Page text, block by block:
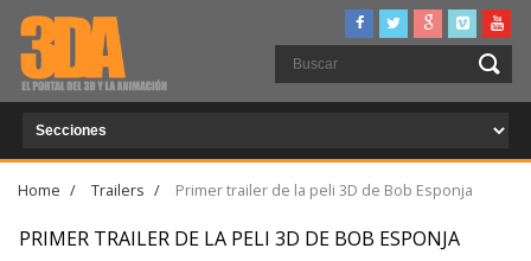
Home / Trailers / Primer trailer de la peli 3D de Bob Esponja
PRIMER TRAILER DE LA PELI 3D DE BOB ESPONJA